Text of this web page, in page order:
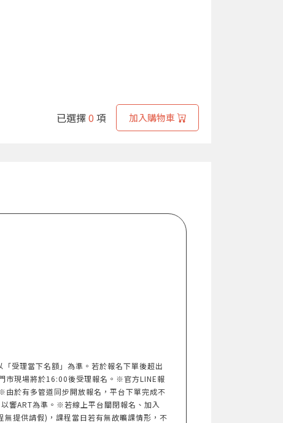
已選擇0 項 加入購物車
受理當下名額」為準。若於報名下單後超出
現場將於16:00後受理報名。※官方LINE報
於有多管道同步開放報名，平台下單完成不
響ART為準。※若線上平台關閉報名、加入
提供請假)，課程當日若有無故曠課情形，不